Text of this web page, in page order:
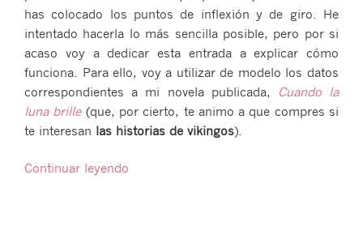
has colocado los puntos de inflexión y de giro. He
intentado hacerla lo más sencilla posible, pero por si
acaso voy a dedicar esta entrada a explicar cómo
funciona. Para ello, voy a utilizar de modelo los datos
correspondientes a mi novela publicada,
Cuando la
luna brille(que, por cierto, te animo a que compres si
te interesan las historias de vikingos).
Continuar leyendo